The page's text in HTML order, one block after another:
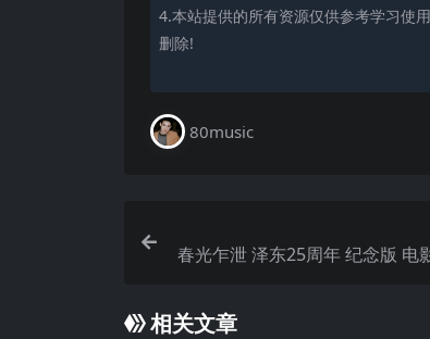
4.本站提供的所有资源仅供参考学习使
删除!
80music
春光乍泄 泽东25周年 纪念版 电
相关文章